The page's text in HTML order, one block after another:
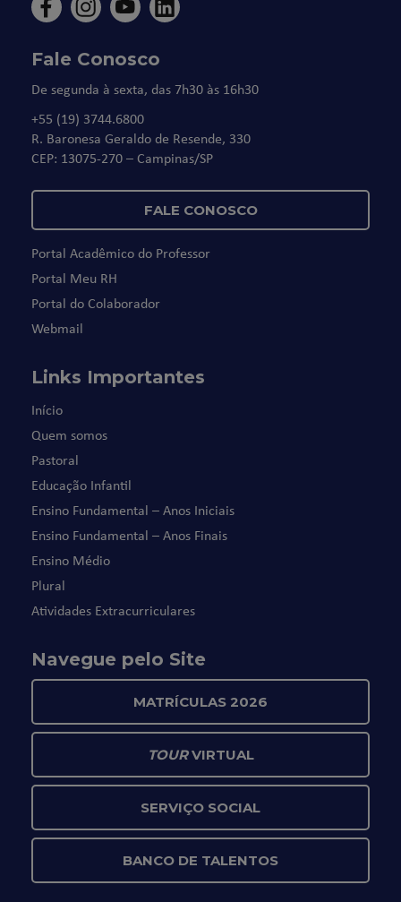
Fale Conosco
De segunda à sexta, das 7h30 às 16h30
+55 (19) 3744.6800
R. Baronesa Geraldo de Resende, 330
CEP: 13075-270 – Campinas/SP
FALE CONOSCO
Portal Acadêmico do Professor
Portal Meu RH
Portal do Colaborador
Webmail
Links Importantes
Início
Quem somos
Pastoral
Educação Infantil
Ensino Fundamental – Anos Iniciais
Ensino Fundamental – Anos Finais
Ensino Médio
Plural
Atividades Extracurriculares
Navegue pelo Site
MATRÍCULAS 2026
TOURVIRTUAL
SERVIÇO SOCIAL
BANCO DE TALENTOS